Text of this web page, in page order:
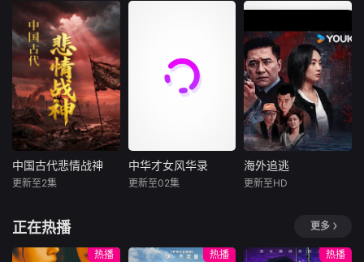
镇？巴尔的摩大桥
警？贝鲁特港口27
50吨硝酸铵，又为
何最终引发惊天爆
炸？节目以紧张如
灾难大片般的叙
事，逐层
夭折；楚怀王在
位，屈原推动的改
革也在重重阻碍下
无奈终止。片中运
用场景还原、专家
解读等形式，剖析
楚国错失复兴机遇
背后的政治博弈、
文化冲突与社会矛
盾，展现楚国在历
史浪潮中跌宕起
伏，虽努力复兴却
剧历程，为观众解
令人扼腕的历史。
业求职后，他们选
择了逃离。从都市
到县城再到无人
区。这是一部关于
青年成长的故事，
当他们面对婚姻，
家庭，事业的时
候，他们依旧像没
有长大的孩子。可
时间不会听你解
释，它已经熟练的
将你送入人生的另
始慌张，计划逃
一般，指责对方的
00后女孩吴小北惨
遭“断崖式分手”，
失恋后的她在发疯
和颓废中反复横
跳，终于决定反
击！小北跌跌撞撞
做完了“失恋后也不
必做的12件事”：改
造自己、假装理
性、周旋于形形色
恋展览，真的能带
她走出失恋吗？
列夫的动画形象为
串联，带领观众了
解元素发现的历
史；认识对于宇宙
和我们最为重要的
氢、氧、碳、氮元
素；领略有毒元素
的威力以及它们的
功用；最活跃和最
不活跃的金属、非
中国古代悲情战神
他们都有着让一个
时代为之颤抖的名
字。他们是战争的
中国古代悲情战神
更新至2集
中华才女风华录
示中国古代才女风
中华才女风华录
更新至02集
海外追逃
电诈头目陈一武潜
逃海外实施诈骗犯
海外追逃
更新至HD
正在热播 更多
热播 热播 热播